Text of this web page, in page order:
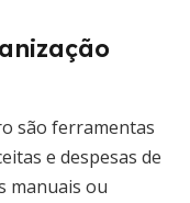
são ferramentas
e despesas de
manuais ou